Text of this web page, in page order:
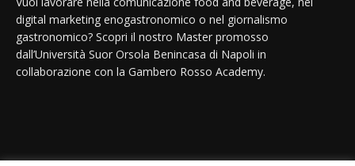
digital marketing enogastronomico o nel giornalismo
gastronomico? Scopri il nostro Master promosso
dall’Università Suor Orsola Benincasa di Napoli in
collaborazione con la Gambero Rosso Academy.